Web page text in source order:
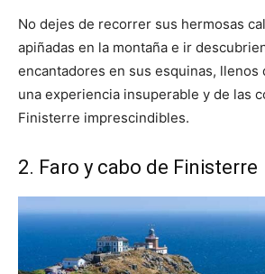
No dejes de recorrer sus hermosas
apiñadas en la montaña e ir
encantadores en sus esquinas, llenos
una experiencia insuperable y de las
Finisterre imprescindibles.
2. Faro y cabo de Finisterre